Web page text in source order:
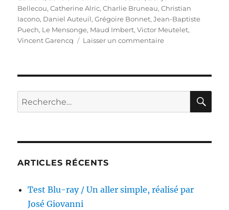
Bellecou,Catherine Alric,Charlie Bruneau,Christian
Iacono, Daniel Auteuil,Grégoire Bonnet,Jean-Baptiste
Puech, Le Mensonge, Maud Imbert,Victor Meutelet,
Vincent Garencq
Laisser un commentairesur
Mensonge,
par
Recherche
pour :
ARTICLES RÉCENTS
Test Blu-ray / Un aller simple, réalisé par
José Giovanni